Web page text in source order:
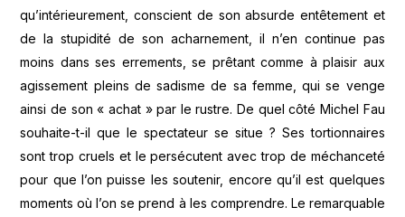
qu’intérieurement, conscient de son absurde entêtement et
de la stupidité de son acharnement, il n’en continue pas
moins dans ses errements, se prêtant comme à plaisir aux
agissement pleins de sadisme de sa femme, qui se venge
ainsi de son « achat » par le rustre. De quel côté Michel Fau
souhaite-t-il que le spectateur se situe ? Ses tortionnaires
sont trop cruels et le persécutent avec trop de méchanceté
pour que l’on puisse les soutenir, encore qu’il est quelques
moments où l’on se prend à les comprendre. Le remarquable